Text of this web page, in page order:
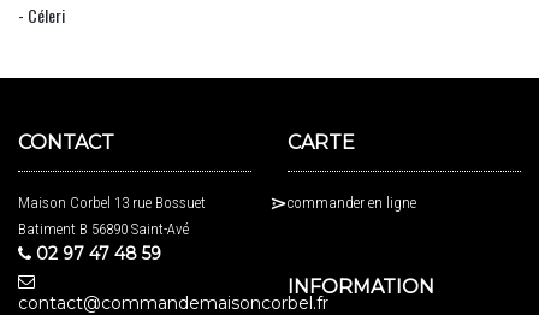
- Céleri
CONTACT
Maison Corbel 13 rue Bossuet
Batiment B 56890 Saint-Avé
02 97 47 48 59
contact@commandemaisoncorbel.fr
CARTE
commander en ligne
INFORMATION